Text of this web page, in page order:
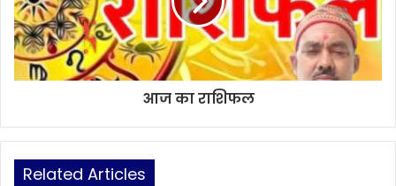
आज का राशिफल
Related Articles